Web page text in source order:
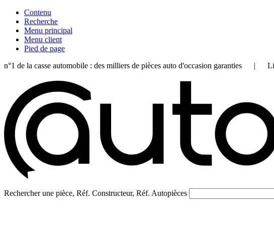
Contenu
Recherche
Menu principal
Menu client
Pied de page
n°1 de la casse automobile : des milliers de pièces auto d'occasion
Rechercher une pièce, Réf. Constructeur, Réf. Autopièces